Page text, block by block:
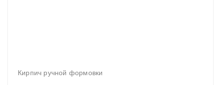
Кирпич ручной формовки